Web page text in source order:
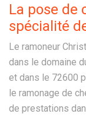
La pose de
spécialité
Le ramoneur
dans le domaine
et dans le 72600
le ramonage de
de prestations